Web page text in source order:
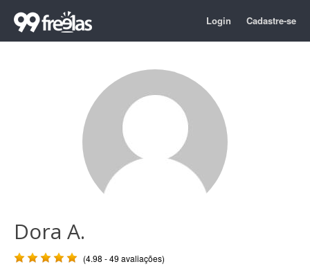
Login Cadastre-se
Dora A.
(4.98 - 49 avaliações)